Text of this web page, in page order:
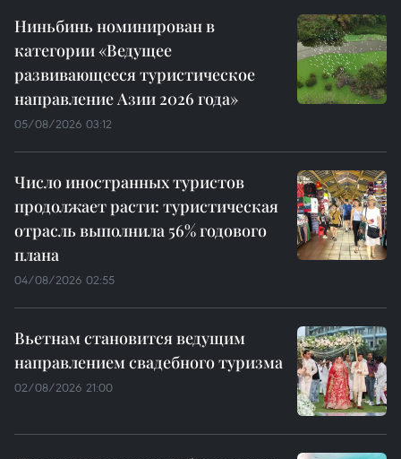
Ниньбинь номинирован в
категории «Ведущее
развивающееся туристическое
направление Азии 2026 года»
05/08/2026 03:12
Число иностранных туристов
продолжает расти: туристическая
отрасль выполнила 56% годового
плана
04/08/2026 02:55
Вьетнам становится ведущим
направлением свадебного туризма
02/08/2026 21:00